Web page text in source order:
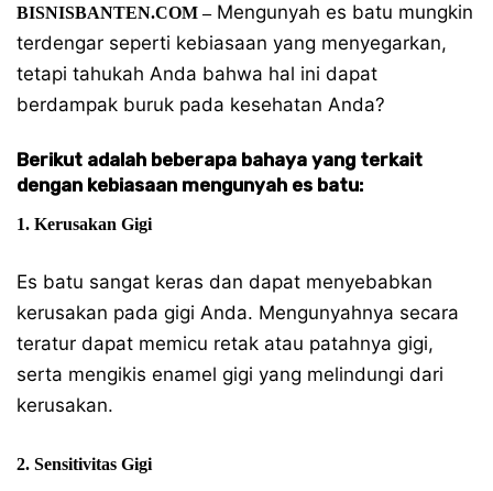
BISNISBANTEN.COM –Mengunyah es batu mungkin
terdengar seperti kebiasaan yang menyegarkan,
tetapi tahukah Anda bahwa hal ini dapat
berdampak buruk pada kesehatan Anda?
Berikut adalah beberapa bahaya yang terkait
dengan kebiasaan mengunyah es batu:
1. Kerusakan Gigi
Es batu sangat keras dan dapat menyebabkan
kerusakan pada gigi Anda. Mengunyahnya secara
teratur dapat memicu retak atau patahnya gigi,
serta mengikis enamel gigi yang melindungi dari
kerusakan.
2. Sensitivitas Gigi